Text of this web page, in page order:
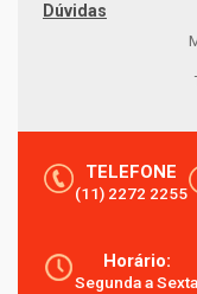
Dúvidas
TELEFONE
(11) 2272 2255
Horário:
Segunda a Sexta